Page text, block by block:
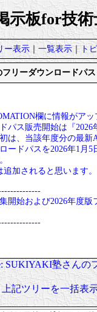
示板for技
ー表示｜一覧表示｜ト
リーダウンロードパス
欄に情報がアッ
パス販売開始は『2026
は、当該年度分の最新
ードパスを2026年1月
加されると思います。
開始および2026年度
SUKIYAKI塾さんの
上記ツリーを一括表